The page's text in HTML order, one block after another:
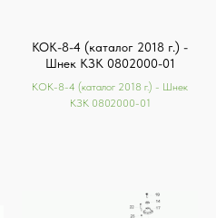
КОК-8-4 (каталог 2018 г.) -
Шнек КЗК 0802000-01
КОК-8-4 (каталог 2018 г.) - Шнек
КЗК 0802000-01